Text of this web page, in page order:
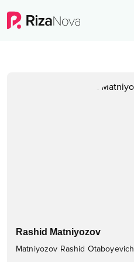
Rashid Matniyozov
Matniyozov Rashid Otaboyevich